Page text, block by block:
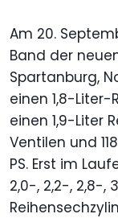
Am 20.
Band der
Spartanburg,
einen 1,8-Liter-
einen 1,9-Liter
Ventilen und
PS. Erst im
2,0-, 2,2-, 2,8-,